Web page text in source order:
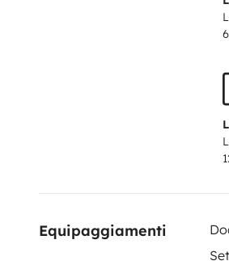
Equipaggiamenti